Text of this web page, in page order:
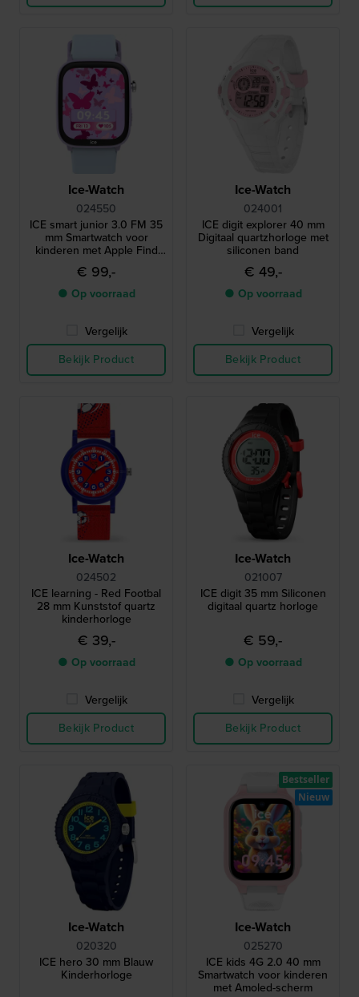
Ice-Watch
024550
ICE smart junior 3.0 FM 35
mm Smartwatch voor
kinderen met Apple Find
My geolocatie-functionaliteit
€ 99,-
● Op voorraad
Vergelijk
Bekijk Product
Ice-Watch
024001
ICE digit explorer 40 mm
Digitaal quartzhorloge met
siliconen band
€ 49,-
● Op voorraad
Vergelijk
Bekijk Product
Ice-Watch
024502
ICE learning - Red Footbal
28 mm Kunststof quartz
kinderhorloge
€ 39,-
● Op voorraad
Vergelijk
Bekijk Product
Ice-Watch
021007
ICE digit 35 mm Siliconen
digitaal quartz horloge
€ 59,-
● Op voorraad
Vergelijk
Bekijk Product
Ice-Watch
020320
ICE hero 30 mm Blauw
Kinderhorloge
Ice-Watch
025270
ICE kids 4G 2.0 40 mm
Smartwatch voor kinderen
met Amoled-scherm
Bestseller
Nieuw